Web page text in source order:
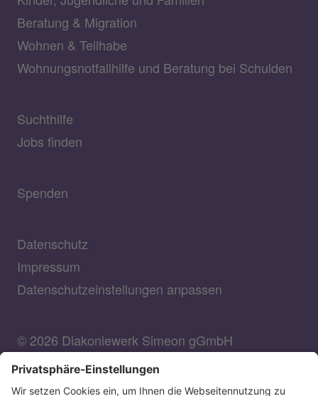
Beratung & Migration
Wohnen & Teilhabe
Wohnungsnotfallhilfe und Beratung bei Schulden
Suchthilfe
Jobs finden
Spenden
Datenschutz
Impressum
Datenschutzeinstellungen anpassen
© 2026 Diakoniewerk Simeon gGmbH